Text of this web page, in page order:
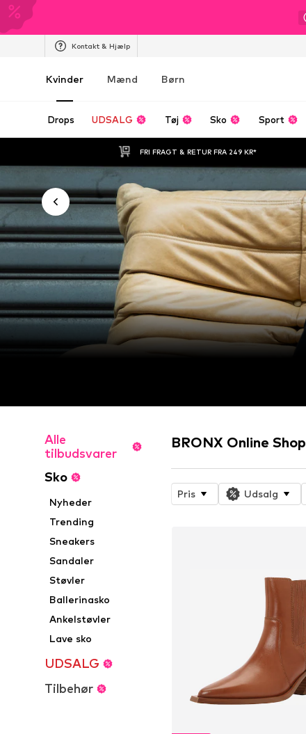
Kontakt & Hjælp
Kvinder Mænd Børn
Drops UDSALG Tøj Sko Sport
FRI FRAGT & RETUR FRA 249 KR*
Alle
tilbudsvarer
Sko
Nyheder
Trending
Sneakers
Sandaler
Støvler
Ballerinasko
Ankelstøvler
Lave sko
UDSALG
Tilbehør
BRONX Online Shop
Pris Udsalg